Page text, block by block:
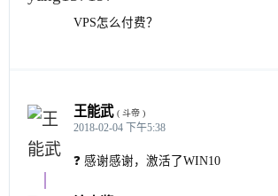
VPS怎么付费？
王能武 ( 斗帝 )
2018-02-04 下午5:38
❓ 感谢感谢，激活了WIN10